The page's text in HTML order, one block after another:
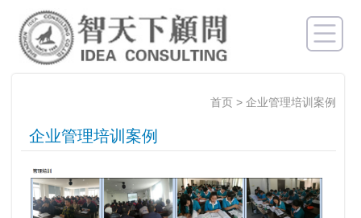
首页 >企业管理培训案例
企业管理培训案例